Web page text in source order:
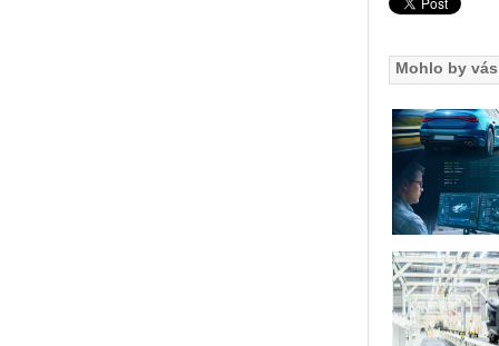
Mohlo by